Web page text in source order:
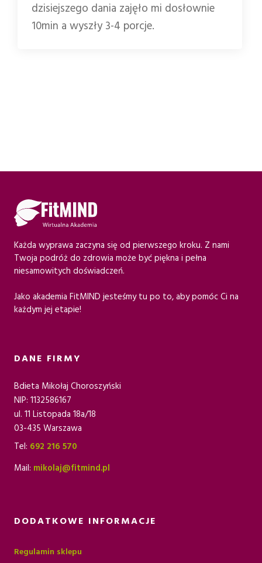
dzisiejszego dania zajęło mi dosłownie
10min a wyszły 3-4 porcje.
Każda wyprawa zaczyna się od pierwszego kroku. Z nami
Twoja podróż do zdrowia może być piękna i pełna
niesamowitych doświadczeń.
Jako akademia FitMIND jesteśmy tu po to, aby pomóc Ci na
każdym jej etapie!
DANE FIRMY
Bdieta Mikołaj Choroszyński
NIP: 1132586167
ul. 11 Listopada 18a/18
03-435 Warszawa
Tel: 692 216 570
Mail: mikolaj@fitmind.pl
DODATKOWE INFORMACJE
Regulamin sklepu